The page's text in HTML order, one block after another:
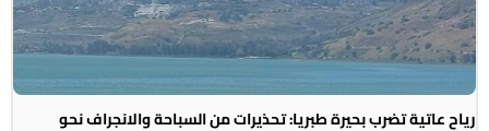
رياح عاتية تضرب بحيرة طبريا: تحذيرات من السباحة والانجراف نحو